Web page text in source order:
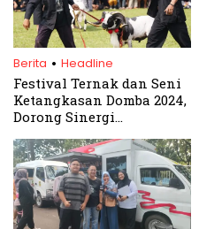
Berita . Headline
Festival Ternak dan Seni
Ketangkasan Domba 2024,
Dorong Sinergi
Pariwisata